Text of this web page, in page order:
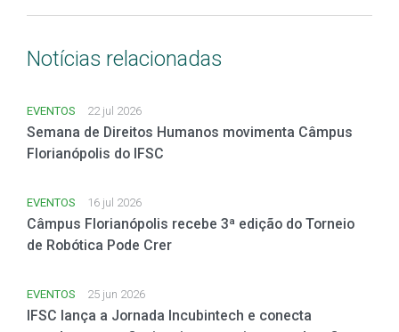
Notícias relacionadas
EVENTOS 22 jul 2026
Semana de Direitos Humanos movimenta Câmpus
Florianópolis do IFSC
EVENTOS 16 jul 2026
Câmpus Florianópolis recebe 3ª edição do Torneio
de Robótica Pode Crer
EVENTOS 25 jun 2026
IFSC lança a Jornada Incubintech e conecta